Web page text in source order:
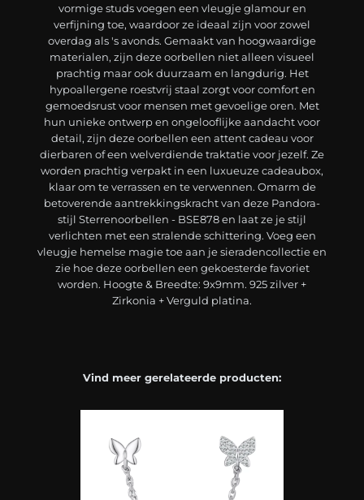
vormige studs voegen een vleugje glamour en
verfijning toe, waardoor ze ideaal zijn voor zowel
overdag als 's avonds. Gemaakt van hoogwaardige
materialen, zijn deze oorbellen niet alleen visueel
prachtig maar ook duurzaam en langdurig. Het
hypoallergene roestvrij staal zorgt voor comfort en
gemoedsrust voor mensen met gevoelige oren. Met
hun unieke ontwerp en ongelooflijke aandacht voor
detail, zijn deze oorbellen een attent cadeau voor
dierbaren of een welverdiende traktatie voor jezelf. Ze
worden prachtig verpakt in een luxueuze cadeaubox,
klaar om te verrassen en te verwennen. Omarm de
betoverende aantrekkingskracht van deze Pandora-
stijl Sterrenoorbellen - BSE878 en laat ze je stijl
verlichten met een stralende schittering. Voeg een
vleugje hemelse magie toe aan je sieradencollectie en
zie hoe deze oorbellen een gekoesterde favoriet
worden. Hoogte & Breedte: 9x9mm. 925 zilver +
Zirkonia + Verguld platina.
Vind meer gerelateerde producten: